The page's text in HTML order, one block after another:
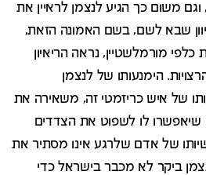
משום כך הגיע לנצמן לראיין את
שבא לשם, בשם האמונה הזאת,
מורמלשטיין, נראה הריאיון
הימנעותו של לנצמן
של איש כריזמטי זה, משאירה את
שיאפשרו לו לשפוט את הצדדים
של אדם שלרגע אינו מסתיר את
ביקר לא מכבר בישראל כדי